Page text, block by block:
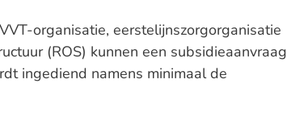
organisatie, eerstelijnszorgorganisatie
(ROS) kunnen een subsidieaanvraag
ingediend namens minimaal de